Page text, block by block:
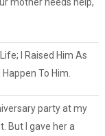
I Raised Him As
To Him.
party at my
But I gave her a